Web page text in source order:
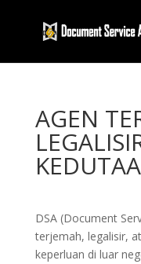
AGEN
DSA (Document
terjemah, legalisir,
keperluan di luar